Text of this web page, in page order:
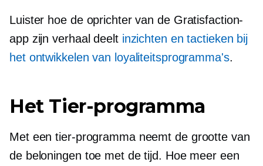
Luister hoe de oprichter van de Gratisfaction-
app zijn verhaal deelt inzichten en tactieken bij
het ontwikkelen van loyaliteitsprogramma's.
Het Tier-programma
Met een tier-programma neemt de grootte van
de beloningen toe met de tijd. Hoe meer een